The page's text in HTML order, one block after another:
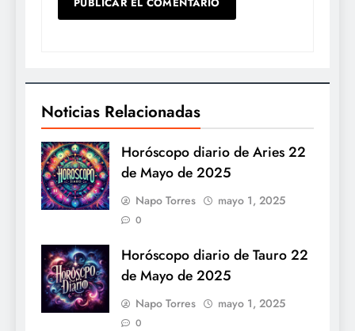
Noticias Relacionadas
Horóscopo diario de Aries 22
de Mayo de 2025
Napo Torres mayo 1, 2025
0
Horóscopo diario de Tauro 22
de Mayo de 2025
Napo Torres mayo 1, 2025
0